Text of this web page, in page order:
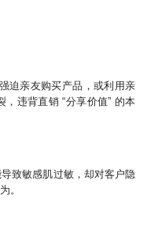
迫亲友购买产品，或利用亲
违背直销 “分享价值” 的本
致敏感肌过敏，却对客户隐
。